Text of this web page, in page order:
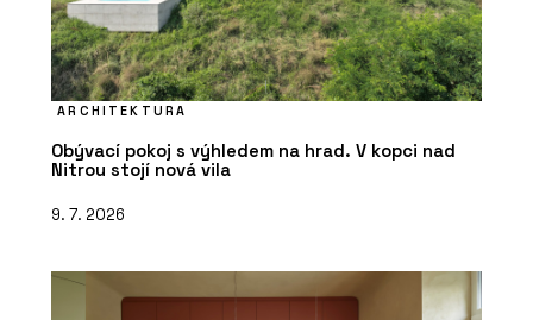
ARCHITEKTURA
Obývací pokoj s výhledem na hrad. V kopci nad
Nitrou stojí nová vila
9. 7. 2026